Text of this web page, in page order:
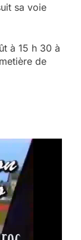
sa voie
à 15 h 30 à
de